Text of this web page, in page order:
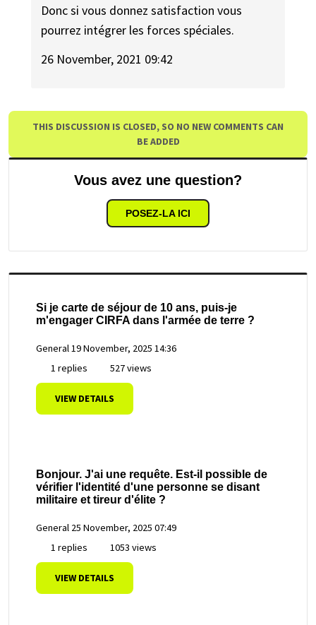
Donc si vous donnez satisfaction vous
pourrez intégrer les forces spéciales.
26 November, 2021 09:42
THIS DISCUSSION IS CLOSED, SO NO NEW COMMENTS CAN
BE ADDED
Vous avez une question?
POSEZ-LA ICI
Si je carte de séjour de 10 ans, puis-je
m'engager CIRFA dans l'armée de terre ?
General19 November, 2025 14:36
1 replies
527 views
VIEW DETAILS
Bonjour. J'ai une requête. Est-il possible de
vérifier l'identité d'une personne se disant
militaire et tireur d'élite ?
General 25 November, 2025 07:49
1 replies
1053 views
VIEW DETAILS